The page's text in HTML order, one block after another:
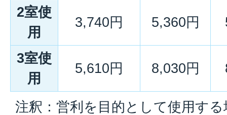
2室使
用
3,740円 5,360円
3室使
用
5,610円 8,030円
注釈：営利を目的として使用す